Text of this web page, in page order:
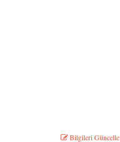
Bilgileri Güncelle